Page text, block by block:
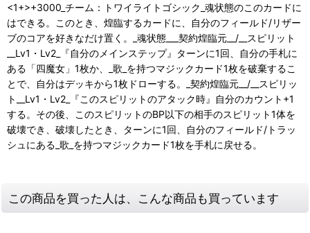
<1+>+3000_チーム：トワイライトゴシック_魂状態のこのカードに
はできる。このとき、煌臨するカードに、自分のフィールド/リザー
ブのコアを好きなだけ置く。_魂状態___契約煌臨元__/__スピリット
__Lv1・Lv2_『自分のメインステップ』ターンに1回、自分の手札に
ある「四魔女」1枚か、_歌_を持つマジックカード1枚を破棄するこ
とで、自分はデッキから1枚ドローする。_契約煌臨元__/__スピリッ
ト__Lv1・Lv2_『このスピリットのアタック時』自分のカウント+1
する。その後、このスピリットのBP以下の相手のスピリット1体を
破壊でき、破壊したとき、ターンに1回、自分のフィールド/トラッ
シュにある_歌_を持つマジックカード1枚を手札に戻せる。
この商品を買った人は、こんな商品も買っています